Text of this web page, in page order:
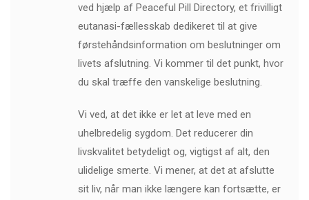
ved hjælp af Peaceful Pill Directory, et frivilligt
eutanasi-fællesskab dedikeret til at give
førstehåndsinformation om beslutninger om
livets afslutning. Vi kommer til det punkt, hvor
du skal træffe den vanskelige beslutning.
Vi ved, at det ikke er let at leve med en
uhelbredelig sygdom. Det reducerer din
livskvalitet betydeligt og, vigtigst af alt, den
ulidelige smerte. Vi mener, at det at afslutte
sit liv, når man ikke længere kan fortsætte, er